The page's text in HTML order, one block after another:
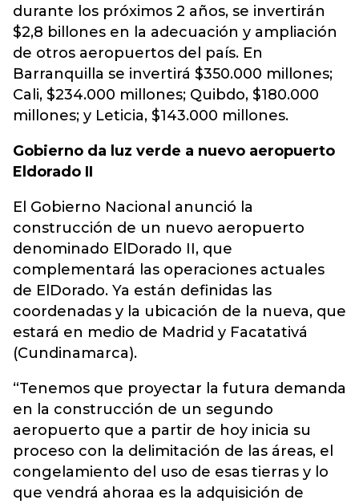
durante los próximos 2 años, se invertirán
$2,8 billones en la adecuación y ampliación
de otros aeropuertos del país. En
Barranquilla se invertirá $350.000 millones;
Cali, $234.000 millones; Quibdo, $180.000
millones; y Leticia, $143.000 millones.
Gobierno da luz verde a nuevo aeropuerto
Eldorado II
El Gobierno Nacional anunció la
construcción de un nuevo aeropuerto
denominado ElDorado II, que
complementará las operaciones actuales
de ElDorado. Ya están definidas las
coordenadas y la ubicación de la nueva, que
estará en medio de Madrid y Facatativá
(Cundinamarca).
“Tenemos que proyectar la futura demanda
en la construcción de un segundo
aeropuerto que a partir de hoy inicia su
proceso con la delimitación de las áreas, el
congelamiento del uso de esas tierras y lo
que vendrá ahoraa es la adquisición de